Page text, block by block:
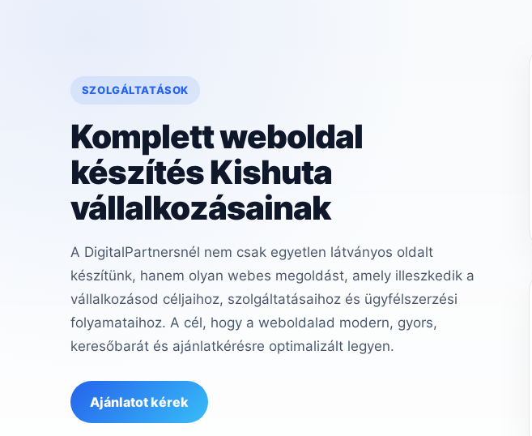
SZOLGÁLTATÁSOK
Komplett weboldal
készítés Kishuta
vállalkozásainak
A DigitalPartnersnél nem csak egyetlen látványos oldalt
készítünk, hanem olyan webes megoldást, amely illeszkedik a
vállalkozásod céljaihoz, szolgáltatásaihoz és ügyfélszerzési
folyamataihoz. A cél, hogy a weboldalad modern, gyors,
keresőbarát és ajánlatkérésre optimalizált legyen.
Ajánlatot kérek